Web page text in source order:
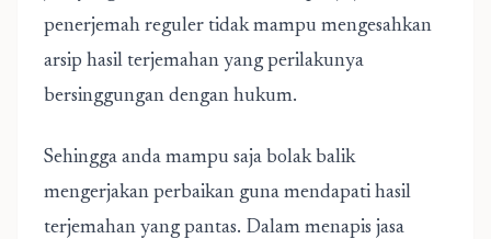
penerjemah reguler tidak mampu mengesahkan
arsip hasil terjemahan yang perilakunya
bersinggungan dengan hukum.
Sehingga anda mampu saja bolak balik
mengerjakan perbaikan guna mendapati hasil
terjemahan yang pantas. Dalam menapis jasa